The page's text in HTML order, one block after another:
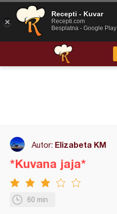
Autor: Elizabeta KM
60 min
*Kuvana jaja*
Recepti - Kuvar
Recepti.com
Besplatna - Google Play